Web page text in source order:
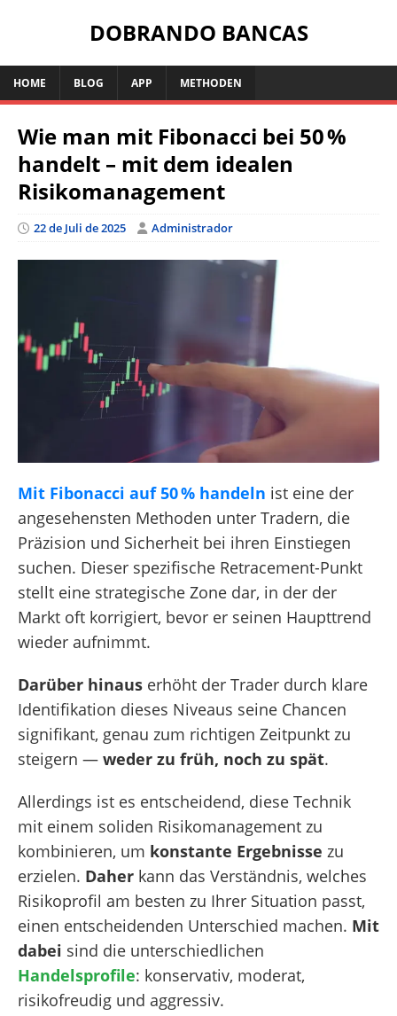
DOBRANDO BANCAS
HOME BLOG APP METHODEN
Wie man mit Fibonacci bei 50 %
handelt – mit dem idealen
Risikomanagement
22 de Juli de 2025 Administrador
Mit Fibonacci auf 50 % handeln ist eine der
angesehensten Methoden unter Tradern, die
Präzision und Sicherheit bei ihren Einstiegen
suchen. Dieser spezifische Retracement-Punkt
stellt eine strategische Zone dar, in der der
Markt oft korrigiert, bevor er seinen Haupttrend
wieder aufnimmt.
Darüber hinaus erhöht der Trader durch klare
Identifikation dieses Niveaus seine Chancen
signifikant, genau zum richtigen Zeitpunkt zu
steigern — weder zu früh, noch zu spät.
Allerdings ist es entscheidend, diese Technik
mit einem soliden Risikomanagement zu
kombinieren, um konstante Ergebnisse zu
erzielen. Daher kann das Verständnis, welches
Risikoprofil am besten zu Ihrer Situation passt,
einen entscheidenden Unterschied machen. Mit
dabei sind die unterschiedlichen
Handelsprofile: konservativ, moderat,
risikofreudig und aggressiv.